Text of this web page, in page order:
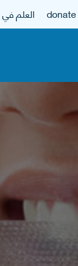
العلم